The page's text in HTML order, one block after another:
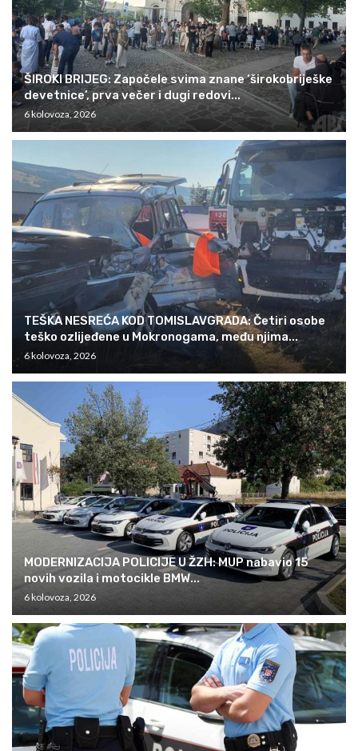
ŠIROKI BRIJEG: Započele svima znane ‘širokobriješke
devetnice’, prva večer i dugi redovi...
6 kolovoza, 2026
TEŠKA NESREĆA KOD TOMISLAVGRADA: Četiri osobe
teško ozlijeđene u Mokronogama, među njima...
6 kolovoza, 2026
MODERNIZACIJA POLICIJE U ŽZH: MUP nabavio 15
novih vozila i motocikle BMW...
6 kolovoza, 2026